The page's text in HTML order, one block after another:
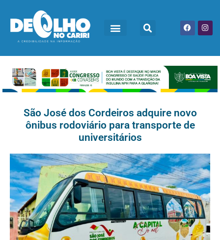
São José dos Cordeiros adquire novo
ônibus rodoviário para transporte de
universitários